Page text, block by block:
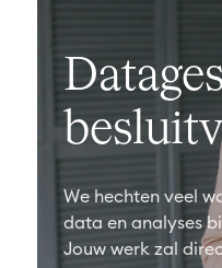
We hechten veel
data en analyses
Jouw werk zal